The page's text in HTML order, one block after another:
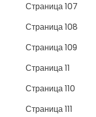
Страница 107
Страница 108
Страница 109
Страница 11
Страница 110
Страница 111